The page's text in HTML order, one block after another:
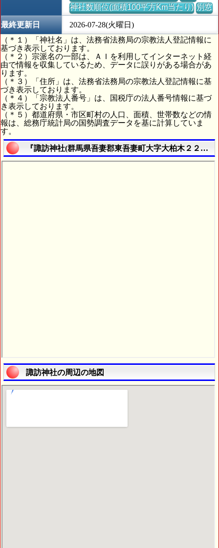
神社数順位(面積100平方Km当たり) 別窓
最終更新日
2026-07-28(火曜日)
（＊１）「神社名」は、法務省法務局の宗教法人登記情報に
基づき表示しております。
（＊２）宗派名の一部は、ＡＩを利用してインターネット経
由で情報を収集しているため、データに誤りがある場合があ
ります。
（＊３）「住所」は、法務省法務局の宗教法人登記情報に基
づき表示しております。
（＊４）「宗教法人番号」は、国税庁の法人番号情報に基づ
き表示しております。
（＊５）都道府県・市区町村の人口、面積、世帯数などの情
報は、総務庁統計局の国勢調査データを基に計算していま
す。
『諏訪神社(群馬県吾妻郡東吾妻町大字大柏木２２２
諏訪神社の周辺の地図